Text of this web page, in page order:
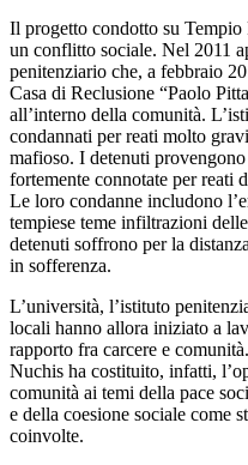
Il progetto condotto su Tempio
un conflitto sociale. Nel 2011
penitenziario che, a febbraio
Casa di Reclusione “Paolo
all’interno della comunità.
condannati per reati molto
mafioso. I detenuti
fortemente connotate per reati
Le loro condanne includono
tempiese teme infiltrazioni
detenuti soffrono per la
in sofferenza.
L’università, l’istituto
locali hanno allora iniziato a
rapporto fra carcere e
Nuchis ha costituito, infatti,
comunità ai temi della pace
e della coesione sociale come
coinvolte.